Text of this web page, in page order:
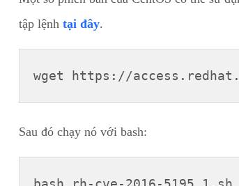
tập lệnh tại đây.
wget https://
Sau đó chạy nó với bash: